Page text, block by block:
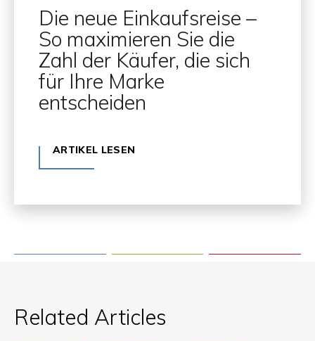
Die neue Einkaufsreise –
So maximieren Sie die
Zahl der Käufer, die sich
für Ihre Marke
entscheiden
ARTIKEL LESEN
Related Articles